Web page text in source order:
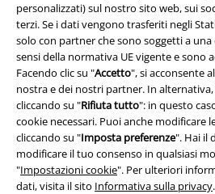
personalizzati) sul nostro sito web, sui
terzi. Se i dati vengono trasferiti negli
solo con partner che sono soggetti a una
sensi della normativa UE vigente e sono
Facendo clic su "Accetto", si acconsente
nostra e dei nostri partner. In
cliccando su "Rifiuta tutto": in questo
cookie necessari. Puoi anche modificare
cliccando su "Imposta preferenze". Hai il
modificare il tuo consenso in qualsiasi
"Impostazioni cookie". Per ulteriori
dati, visita il sito Informativa sulla privacy.
A Warner Music